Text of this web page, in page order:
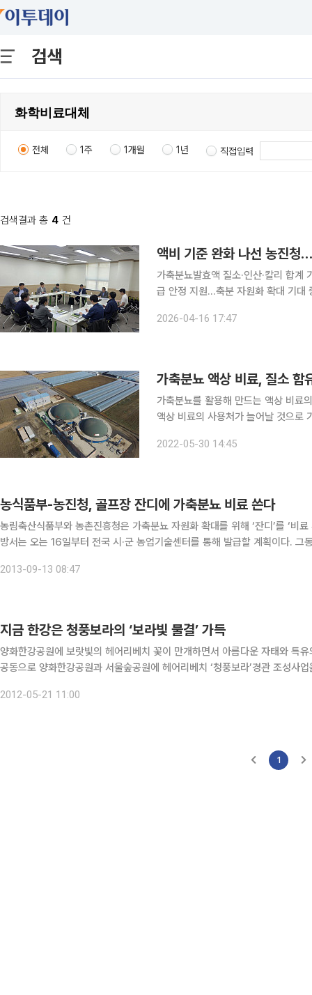
검색
전체 1주 1개월 1년 직접입력
검색결과 총 4 건
액비 기준 완화 나선 농진청
가축분뇨발효액 질소·인산·칼리 합
급 안정 지원…축분 자원화 확대 기대 중동전쟁 여파로 국제 원자재와 해상 물류 불안이 커지는 가운
기준을 낮춰 생산 부담을 덜고 공급량
2026-04-16 17:47
가축분뇨 액상 비료, 질소 함
가축분뇨를 활용해 만드는 액상 비료
액상 비료의 사용처가 늘어날 것으로 기대된다. 농림축산식품부는 가축분뇨 액
다. 가축분뇨 액비는 가축분뇨를 발
2022-05-30 14:45
농식품부-농진청, 골프장 잔디에 가축분뇨 비료 쓴다
농림축산식품부와 농촌진흥청은 가축분뇨 자원화 확대를 위해 ‘잔디’를 ‘비
방서는 오는 16일부터 전국 시·군 농업기술센터를 통해 발급할 계획이다. 그동안 정부는 잘 부숙된 액비에 농가 신뢰 회복을 통해 자연순환
2013-09-13 08:47
지금 한강은 청풍보라의 ‘보라빛 물결’ 가득
양화한강공원에 보랏빛의 헤어리베치 꽃이 만개하면서 아름다운 자태와 특유의 향기로 나
공동으로 양화한강공원과 서울숲공원에 헤어리베치 ‘청풍보라’경관 조성사업을 실시했다고 21일
2012-05-21 11:00
1